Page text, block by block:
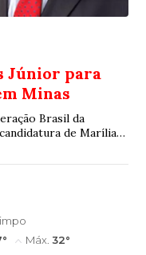
Júnior para
Minas
Brasil da
de Marília
Máx. 32°